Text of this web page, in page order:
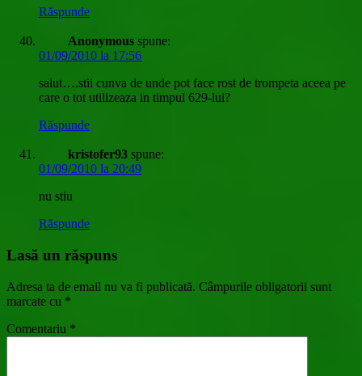
Răspunde
Anonymous spune:
01/09/2010 la 17:56
salut….stii cunva de unde pot face rost de trompeta aceea pe
care o tot utilizeaza in timpul 629-lui?
Răspunde
kristofer93 spune:
01/09/2010 la 20:49
nu stiu
Răspunde
Lasă un răspuns
Adresa ta de email nu va fi publicată. Câmpurile obligatorii sunt
marcate cu *
Comentariu *